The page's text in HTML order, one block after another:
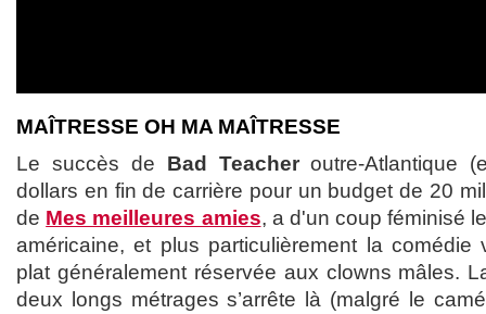
MAÎTRESSE OH MA MAÎTRESSE
Le succès de Bad Teacheroutre-Atlantique
dollars en fin de carrière pour un budget de 20
de Mes meilleures amies, a d'un coup féminisé
américaine, et plus particulièrement la
plat généralement réservée aux clowns mâles.
deux longs métrages s’arrête là (malgré le